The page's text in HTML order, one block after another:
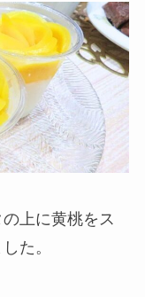
上に黄桃をス
た。